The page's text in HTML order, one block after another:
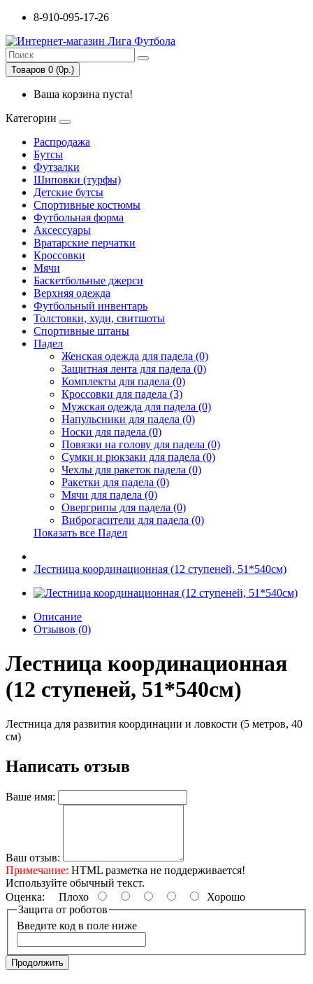
8-910-095-17-26
Товаров 0 (0р.)
Ваша корзина пуста!
Категории
Распродажа
Бутсы
Футзалки
Шиповки (турфы)
Детские бутсы
Спортивные костюмы
Футбольная форма
Аксессуары
Вратарские перчатки
Кроссовки
Мячи
Баскетбольные джерси
Верхняя одежда
Футбольный инвентарь
Толстовки, худи, свитшоты
Спортивные штаны
Падел
Женская одежда для падела (0)
Защитная лента для падела (0)
Комплекты для падела (0)
Кроссовки для падела (3)
Мужская одежда для падела (0)
Напульсники для падела (0)
Носки для падела (0)
Повязки на голову для падела (0)
Сумки и рюкзаки для падела (0)
Чехлы для ракеток падела (0)
Ракетки для падела (0)
Мячи для падела (0)
Овергрипы для падела (0)
Виброгасители для падела (0)
Показать все Падел
Лестница координационная (12 ступеней, 51*540см)
Описание
Отзывов (0)
Лестница координационная
(12 ступеней, 51*540см)
Лестница для развития координации и ловкости (5 метров, 40
см)
Написать отзыв
Ваше имя:
Ваш отзыв:
Примечание: HTML разметка не поддерживается!
Используйте обычный текст.
Оценка: Плохо
Хорошо
Защита от роботов
Введите код в поле ниже
Продолжить